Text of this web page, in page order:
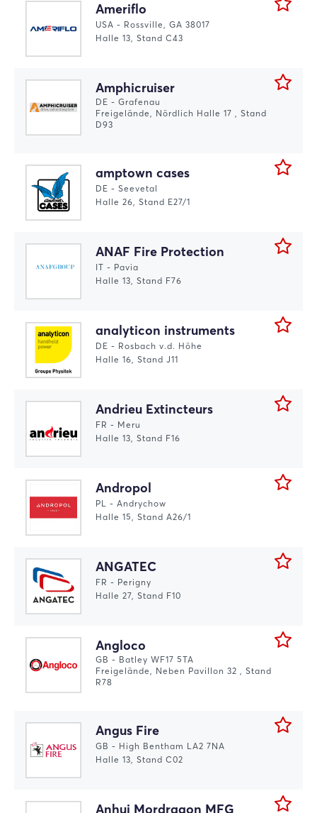
Ameriflo
USA - Rossville, GA 38017
Halle 13, Stand C43
Amphicruiser
DE - Grafenau
Freigelände, Nördlich Halle 17 , Stand
D93
amptown cases
DE - Seevetal
Halle 26, Stand E27/1
ANAF Fire Protection
IT - Pavia
Halle 13, Stand F76
analyticon instruments
DE - Rosbach v.d. Höhe
Halle 16, Stand J11
Andrieu Extincteurs
FR - Meru
Halle 13, Stand F16
Andropol
PL - Andrychow
Halle 15, Stand A26/1
ANGATEC
FR - Perigny
Halle 27, Stand F10
Angloco
GB - Batley WF17 5TA
Freigelände, Neben Pavillon 32 , Stand
R78
Angus Fire
GB - High Bentham LA2 7NA
Halle 13, Stand C02
Anhui Mordragon MFG